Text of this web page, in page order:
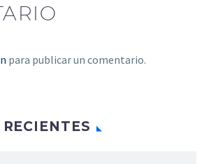
para publicar un comentario.